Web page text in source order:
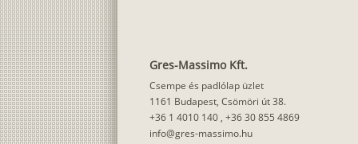
Gres-Massimo Kft.
Csempe és padlólap üzlet
1161 Budapest, Csömöri út 38.
+36 1 4010 140 , +36 30 855 4869
info@gres-massimo.hu